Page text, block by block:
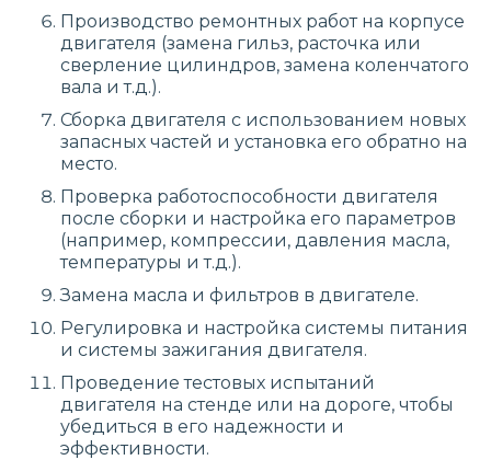
Производство ремонтных работ на корпусе
двигателя (замена гильз, расточка или
сверление цилиндров, замена коленчатого
вала и т.д.).
Сборка двигателя с использованием новых
запасных частей и установка его обратно на
место.
Проверка работоспособности двигателя
после сборки и настройка его параметров
(например, компрессии, давления масла,
температуры и т.д.).
Замена масла и фильтров в двигателе.
Регулировка и настройка системы питания
и системы зажигания двигателя.
Проведение тестовых испытаний
двигателя на стенде или на дороге, чтобы
убедиться в его надежности и
эффективности.